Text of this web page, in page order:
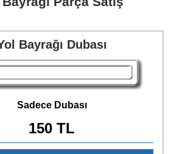
Bayrağı Dubası
Sadece Dubası
150 TL